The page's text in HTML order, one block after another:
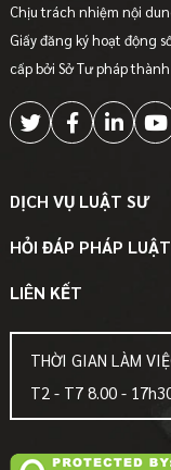
Chịu trách nhiệm nội
Giấy đăng ký hoạt động
cấp bởi Sở Tư pháp
DỊCH VỤ LUẬT SƯ
HỎI ĐÁP PHÁP LUẬT
LIÊN KẾT
THỜI GIAN LÀM
T2 - T7 8.00 -